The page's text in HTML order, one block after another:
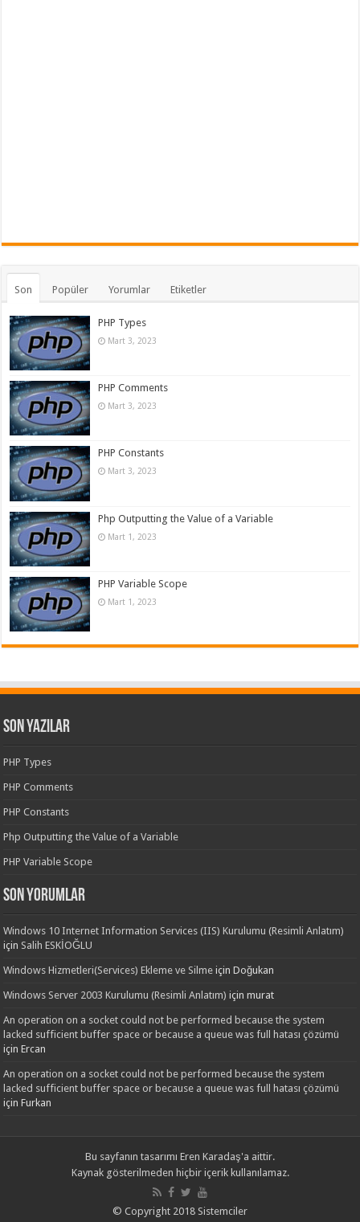
Son Popüler Yorumlar Etiketler
PHP Types
Mart 3, 2023
PHP Comments
Mart 3, 2023
PHP Constants
Mart 3, 2023
Php Outputting the Value of a Variable
Mart 1, 2023
PHP Variable Scope
Mart 1, 2023
Son Yazılar
PHP Types
PHP Comments
PHP Constants
Php Outputting the Value of a Variable
PHP Variable Scope
Son yorumlar
Windows 10 Internet Information Services (IIS) Kurulumu (Resimli Anlatım)
için Salih ESKİOĞLU
Windows Hizmetleri(Services) Ekleme ve Silme içinDoğukan
Windows Server 2003 Kurulumu (Resimli Anlatım) içinmurat
An operation on a socket could not be performed because the system
lacked sufficient buffer space or because a queue was full hatası çözümü
içinErcan
An operation on a socket could not be performed because the system
lacked sufficient buffer space or because a queue was full hatası çözümü
içinFurkan
Bu sayfanın tasarımı Eren Karadaş'a aittir.
Kaynak gösterilmeden hiçbir içerik kullanılamaz.
© Copyright 2018 Sistemciler